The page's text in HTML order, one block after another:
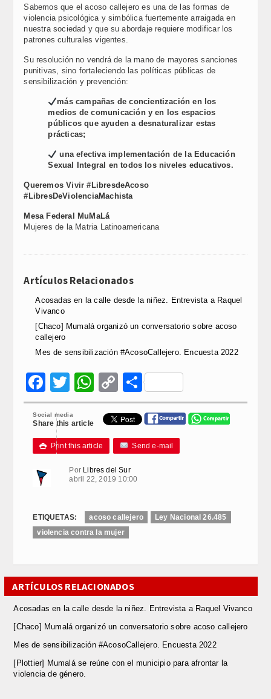
Sabemos que el acoso callejero es una de las formas de
violencia psicológica y simbólica fuertemente arraigada en
nuestra sociedad y que su abordaje requiere modificar los
patrones culturales vigentes.
Su resolución no vendrá de la mano de mayores sanciones
punitivas, sino fortaleciendo las políticas públicas de
sensibilización y prevención:
más campañas de concientización en los
medios de comunicación y en los espacios
públicos que ayuden a desnaturalizar estas
prácticas;
una efectiva implementación de la Educación
Sexual Integral en todos los niveles educativos.
Queremos Vivir #LibresdeAcoso
#LibresDeViolenciaMachista
Mesa Federal MuMaLá
Mujeres de la Matria Latinoamericana
Artículos Relacionados
Acosadas en la calle desde la niñez. Entrevista a Raquel
Vivanco
[Chaco] Mumalá organizó un conversatorio sobre acoso
callejero
Mes de sensibilización #AcosoCallejero. Encuesta 2022
Facebook
Twitter
WhatsApp
Copy
Link
Compartir
Social media
Share this article
 Print this article Send e-mail
Por Libres del Sur
abril 22, 2019 10:00
ETIQUETAS: acoso callejero
Ley Nacional 26.485
violencia contra la mujer
ARTÍCULOS RELACIONADOS
Acosadas en la calle desde la niñez. Entrevista a Raquel Vivanco
[Chaco] Mumalá organizó un conversatorio sobre acoso callejero
Mes de sensibilización #AcosoCallejero. Encuesta 2022
[Plottier] Mumalá se reúne con el municipio para afrontar la
violencia de género.